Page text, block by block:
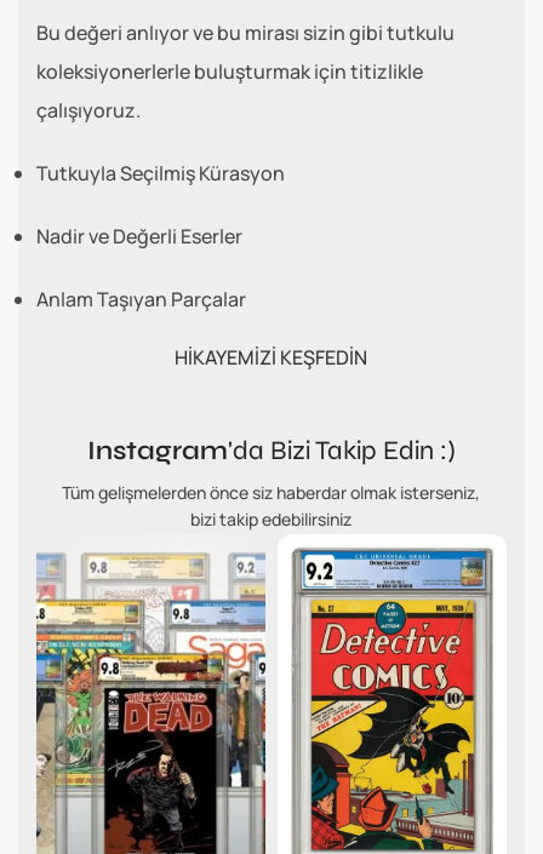
Bu değeri anlıyor ve bu mirası sizin gibi tutkulu
koleksiyonerlerle buluşturmak için titizlikle
çalışıyoruz.
Tutkuyla Seçilmiş Kürasyon
Nadir ve Değerli Eserler
Anlam Taşıyan Parçalar
HİKAYEMİZİ KEŞFEDİN
Instagram'da Bizi Takip Edin :)
Tüm gelişmelerden önce siz haberdar olmak isterseniz,
bizi takip edebilirsiniz